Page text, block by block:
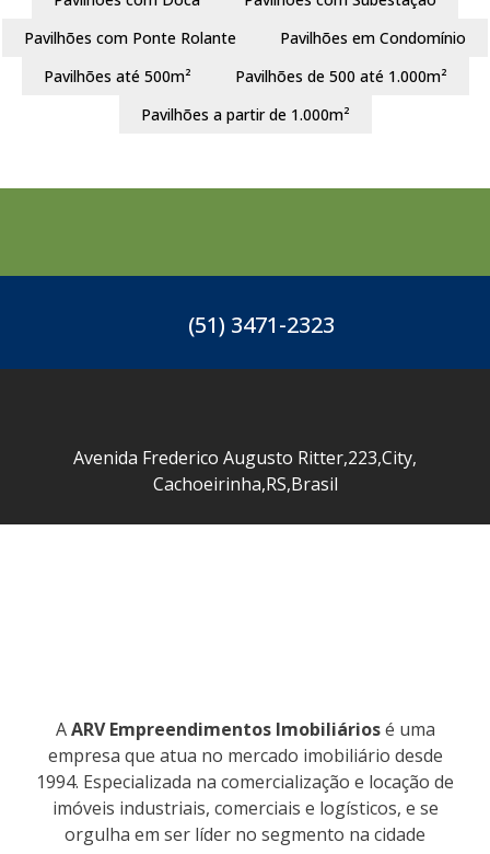
Pavilhões com Ponte Rolante
Pavilhões em Condomínio
Pavilhões até 500m²
Pavilhões de 500 até 1.000m²
Pavilhões a partir de 1.000m²
(51) 3471-2323
Avenida Frederico Augusto Ritter,223,City,
Cachoeirinha,RS,Brasil
AARV Empreendimentos Imobiliáriosé uma
empresa que atua no mercado imobiliário desde
1994. Especializada na comercialização e locação de
imóveis industriais, comerciais e logísticos, e se
orgulha em ser líder no segmento na cidade